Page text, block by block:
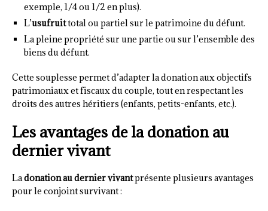
exemple, 1/4 ou 1/2 en plus).
L’usufruittotal ou partiel sur le patrimoine du défunt.
La pleine propriété sur une partie ou sur l’ensemble des
biens du défunt.
Cette souplesse permet d’adapter la donation aux objectifs
patrimoniaux et fiscaux du couple, tout en respectant les
droits des autres héritiers (enfants, petits-enfants, etc.).
Les avantages de la donation au
dernier vivant
Ladonation au dernier vivantprésente plusieurs avantages
pour le conjoint survivant :